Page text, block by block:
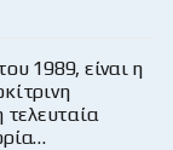
1989, είναι η
τελευταία